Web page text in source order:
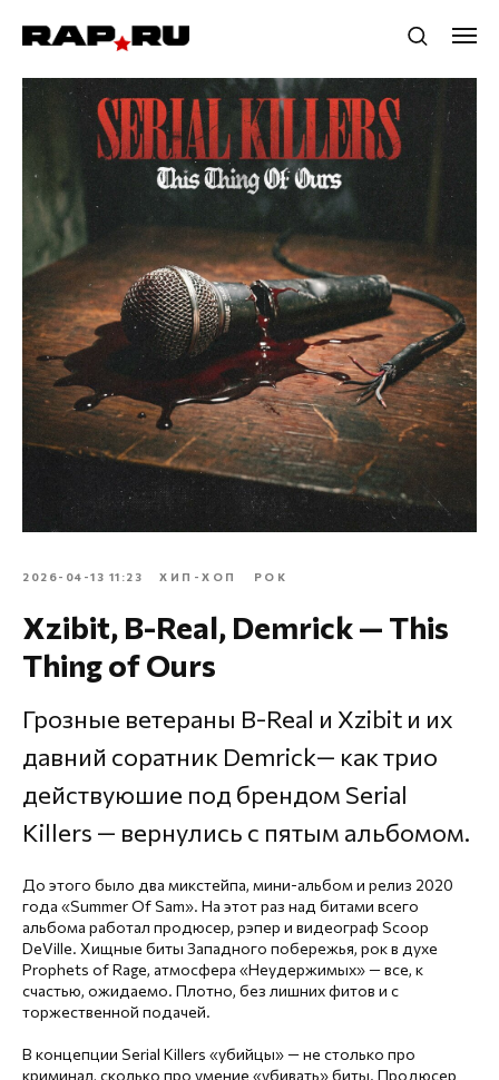
2026-04-13 11:23 ХИП-ХОП РОК
Xzibit, B-Real, Demrick — This
Thing of Ours
Грозные ветераны B-Real и Xzibit и их
давний соратник Demrick— как трио
действуюшие под брендом Serial
Killers — вернулись с пятым альбомом.
До этого было два микстейпа, мини-альбом и релиз 2020
года «Summer Of Sam». На этот раз над битами всего
альбома работал продюсер, рэпер и видеограф Scoop
DeVille. Хищные биты Западного побережья, рок в духе
Prophets of Rage, атмосфера «Неудержимых» — все, к
счастью, ожидаемо. Плотно, без лишних фитов и с
торжественной подачей.
В концепции Serial Killers «убийцы» — не столько про
криминал, сколько про умение «убивать» биты. Продюсер